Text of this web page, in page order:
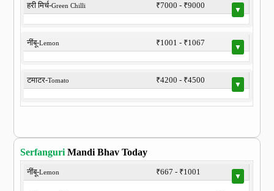
हरी मिर्च-Green Chilli ₹7000 - ₹9000 ▼
नींबू-Lemon ₹1001 - ₹1067 ▼
टमाटर-Tomato ₹4200 - ₹4500 ▼
SerfanguriMandi Bhav Today
नींबू-Lemon ₹667 - ₹1001 ▼